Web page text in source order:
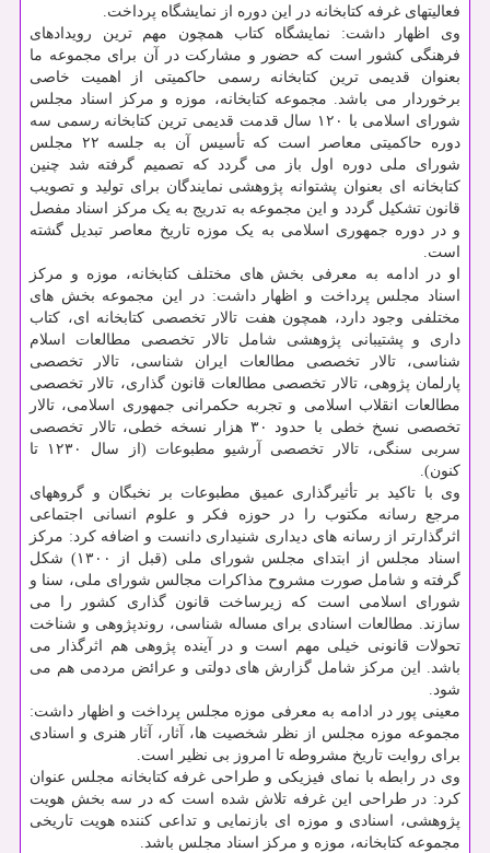
فعالیتهای غرفه کتابخانه در این دوره از نمایشگاه پرداخت.
وی اظهار داشت: نمایشگاه کتاب همچون مهم ترین رویدادهای
فرهنگی کشور است که حضور و مشارکت در آن برای مجموعه ما
بعنوان قدیمی ترین کتابخانه رسمی حاکمیتی از اهمیت خاصی
برخوردار می باشد. مجموعه کتابخانه، موزه و مرکز اسناد مجلس
شورای اسلامی با ۱۲۰ سال قدمت قدیمی ترین کتابخانه رسمی سه
دوره حاکمیتی معاصر است که تأسیس آن به جلسه ۲۲ مجلس
شورای ملی دوره اول باز می گردد که تصمیم گرفته شد چنین
کتابخانه ای بعنوان پشتوانه پژوهشی نمایندگان برای تولید و تصویب
قانون تشکیل گردد و این مجموعه به تدریج به یک مرکز اسناد مفصل
و در دوره جمهوری اسلامی به یک موزه تاریخ معاصر تبدیل گشته
است.
او در ادامه به معرفی بخش های مختلف کتابخانه، موزه و مرکز
اسناد مجلس پرداخت و اظهار داشت: در این مجموعه بخش های
مختلفی وجود دارد، همچون هفت تالار تخصصی کتابخانه ای، کتاب
داری و پشتیبانی پژوهشی شامل تالار تخصصی مطالعات اسلام
شناسی، تالار تخصصی مطالعات ایران شناسی، تالار تخصصی
پارلمان پژوهی، تالار تخصصی مطالعات قانون گذاری، تالار تخصصی
مطالعات انقلاب اسلامی و تجربه حکمرانی جمهوری اسلامی، تالار
تخصصی نسخ خطی با حدود ۳۰ هزار نسخه خطی، تالار تخصصی
سربی سنگی، تالار تخصصی آرشیو مطبوعات (از سال ۱۲۳۰ تا
کنون).
وی با تاکید بر تأثیرگذاری عمیق مطبوعات بر نخبگان و گروههای
مرجع رسانه مکتوب را در حوزه فکر و علوم انسانی اجتماعی
اثرگذارتر از رسانه های دیداری شنیداری دانست و اضافه کرد: مرکز
اسناد مجلس از ابتدای مجلس شورای ملی (قبل از ۱۳۰۰) شکل
گرفته و شامل صورت مشروح مذاکرات مجالس شورای ملی، سنا و
شورای اسلامی است که زیرساخت قانون گذاری کشور را می
سازند. مطالعات اسنادی برای مساله شناسی، روندپژوهی و شناخت
تحولات قانونی خیلی مهم است و در آینده پژوهی هم اثرگذار می
باشد. این مرکز شامل گزارش های دولتی و عرائض مردمی هم می
شود.
معینی پور در ادامه به معرفی موزه مجلس پرداخت و اظهار داشت:
مجموعه موزه مجلس از نظر شخصیت ها، آثار، آثار هنری و اسنادی
برای روایت تاریخ مشروطه تا امروز بی نظیر است.
وی در رابطه با نمای فیزیکی و طراحی غرفه کتابخانه مجلس عنوان
کرد: در طراحی این غرفه تلاش شده است که در سه بخش هویت
پژوهشی، اسنادی و موزه ای بازنمایی و تداعی کننده هویت تاریخی
مجموعه کتابخانه، موزه و مرکز اسناد مجلس باشد.